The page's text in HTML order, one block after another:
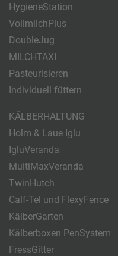
HygieneStation
VollmilchPlus
DoubleJug
MILCHTAXI
Pasteurisieren
Individuell füttern
KÄLBERHALTUNG
Holm & Laue Iglu
IgluVeranda
MultiMaxVeranda
TwinHutch
Calf-Tel und FlexyFence
KälberGarten
Kälberboxen PenSystem
FressGitter